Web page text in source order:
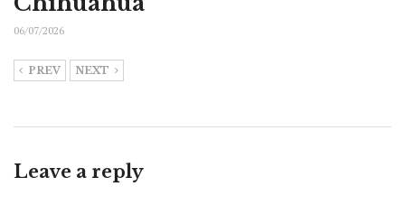
06/07/2026
PREV NEXT
Leave a reply